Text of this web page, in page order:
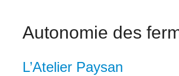
Autonomie des
L’Atelier Paysan